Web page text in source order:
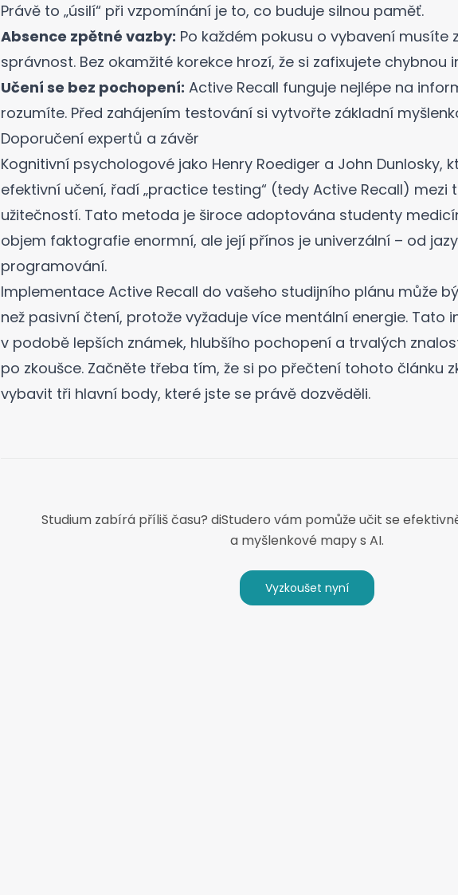
Právě to „úsilí“ při vzpomínání je to, co buduje silnou paměť.
Absence zpětné vazby: Po každém pokusu o vybavení musíte
správnost. Bez okamžité korekce hrozí, že si zafixujete chybnou
Učení se bez pochopení: Active Recall funguje nejlépe na
rozumíte. Před zahájením testování si vytvořte základní
Doporučení expertů a závěr
Kognitivní psychologové jako Henry Roediger a John Dunlosky,
efektivní učení, řadí „practice testing“ (tedy Active Recall) mezi
užitečností. Tato metoda je široce adoptována studenty
objem faktografie enormní, ale její přínos je univerzální – od
programování.
Implementace Active Recall do vašeho studijního plánu může
než pasivní čtení, protože vyžaduje více mentální energie. Tato
v podobě lepších známek, hlubšího pochopení a trvalých
po zkoušce. Začněte třeba tím, že si po přečtení tohoto článku
vybavit tři hlavní body, které jste se právě dozvěděli.
Studium zabírá příliš času? diStudero vám pomůže učit se
a myšlenkové mapy s AI.
Vyzkoušet nyní